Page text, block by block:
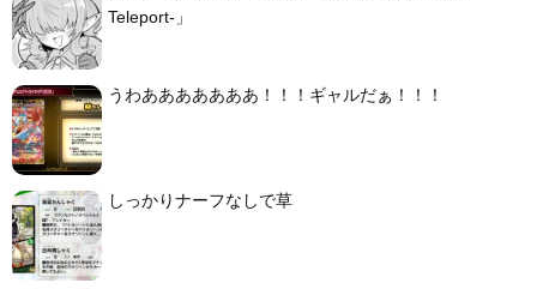
Teleport-」
うわあああああああ！！！ギャルだぁ！！！
しっかりナーフなしで草